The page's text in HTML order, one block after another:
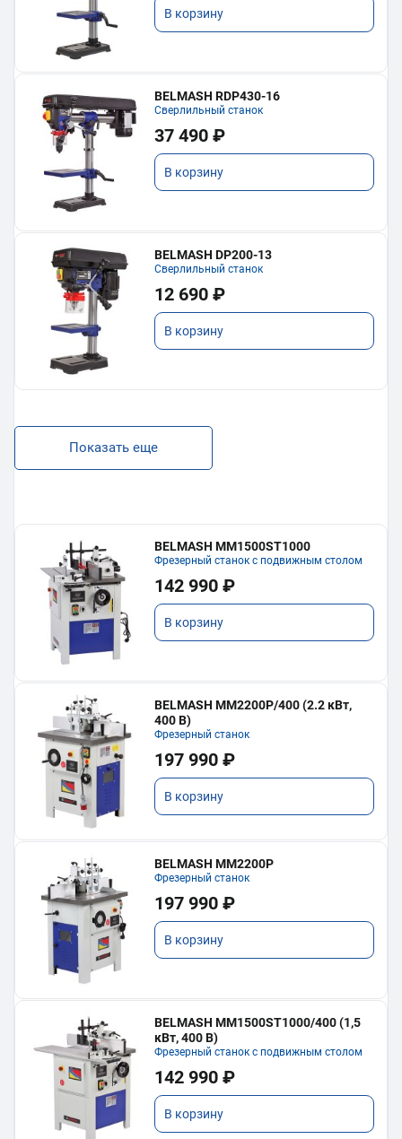
В корзину
BELMASH RDP430-16
Сверлильный станок
37 490 ₽
В корзину
BELMASH DP200-13
Сверлильный станок
12 690 ₽
В корзину
Показать еще
BELMASH MM1500ST1000
Фрезерный станок с подвижным столом
142 990 ₽
В корзину
BELMASH MM2200P/400 (2.2 кВт,
400 В)
Фрезерный станок
197 990 ₽
В корзину
BELMASH MM2200P
Фрезерный станок
197 990 ₽
В корзину
BELMASH MM1500ST1000/400 (1,5
кВт, 400 В)
Фрезерный станок с подвижным столом
142 990 ₽
В корзину